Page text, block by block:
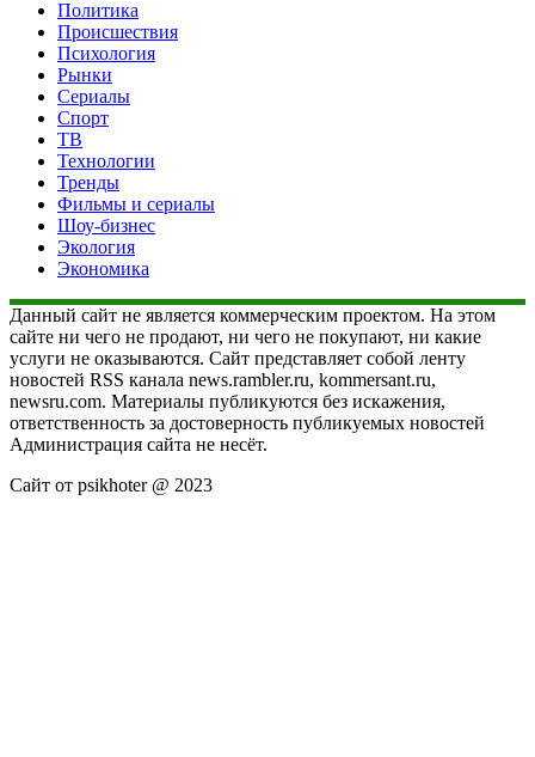
Политика
Происшествия
Психология
Рынки
Сериалы
Спорт
ТВ
Технологии
Тренды
Фильмы и сериалы
Шоу-бизнес
Экология
Экономика
Данный сайт не является коммерческим проектом. На этом
сайте ни чего не продают, ни чего не покупают, ни какие
услуги не оказываются. Сайт представляет собой ленту
новостей RSS канала news.rambler.ru, kommersant.ru,
newsru.com. Материалы публикуются без искажения,
ответственность за достоверность публикуемых новостей
Администрация сайта не несёт.
Сайт от psikhoter @ 2023